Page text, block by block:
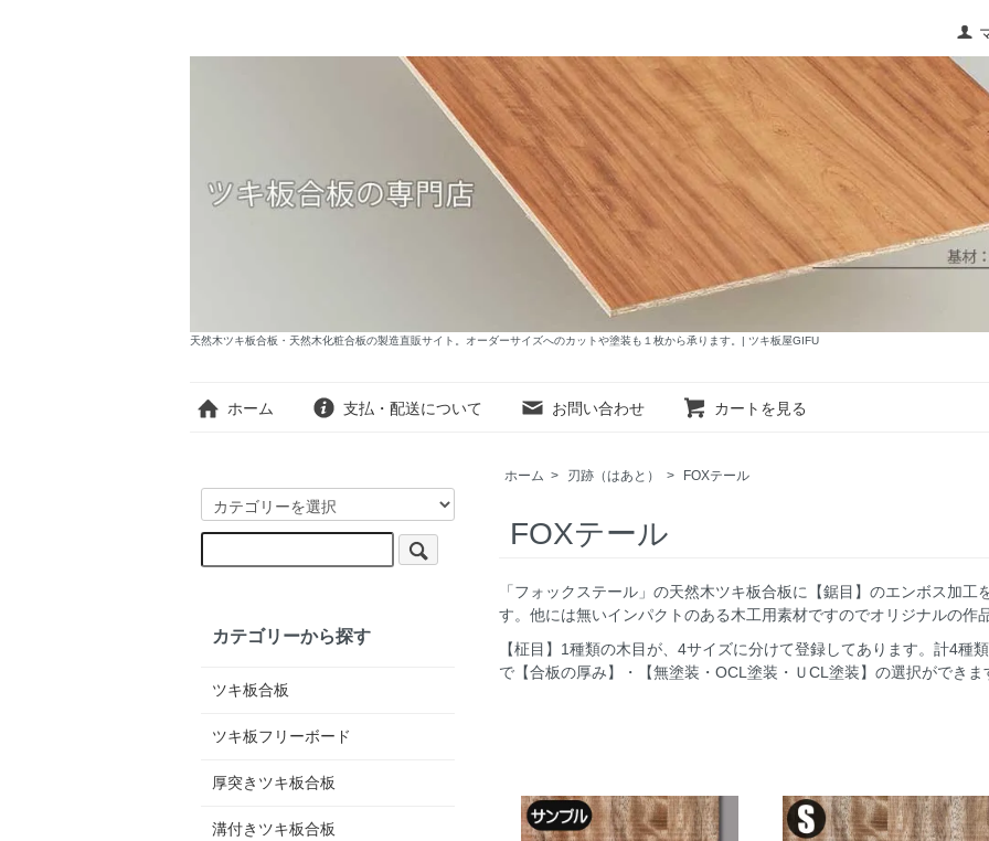
天然木ツキ板合板・天然木化粧合板の製造直販サイト。オーダーサイズへのカットや塗装も１枚から承ります。| ツキ板屋GIFU
ホーム 支払・配送について お問い合わせ カートを見る
ホーム > 刃跡（はあと） > FOXテール
FOXテール
「フォックステール」の天然木ツキ板合板に【鋸目】のエンボス加
す。他には無いインパクトのある木工用素材ですのでオリジナルの作
【柾目】1種類の木目が、4サイズに分けて登録してあります。計4種
で【合板の厚み】・【無塗装・OCL塗装・ＵCL塗装】の選択ができま
カテゴリーから探す
ツキ板合板
ツキ板フリーボード
厚突きツキ板合板
溝付きツキ板合板